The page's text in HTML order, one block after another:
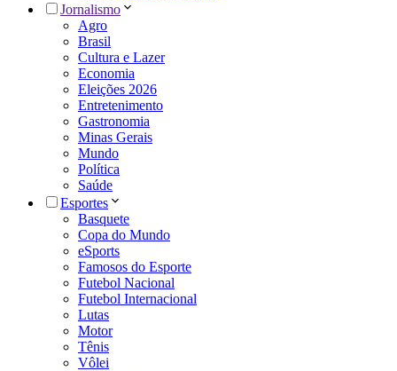
Jornalismo
Agro
Brasil
Cultura e Lazer
Economia
Eleições 2026
Entretenimento
Gastronomia
Minas Gerais
Mundo
Política
Saúde
Esportes
Basquete
Copa do Mundo
eSports
Famosos do Esporte
Futebol Nacional
Futebol Internacional
Lutas
Motor
Tênis
Vôlei